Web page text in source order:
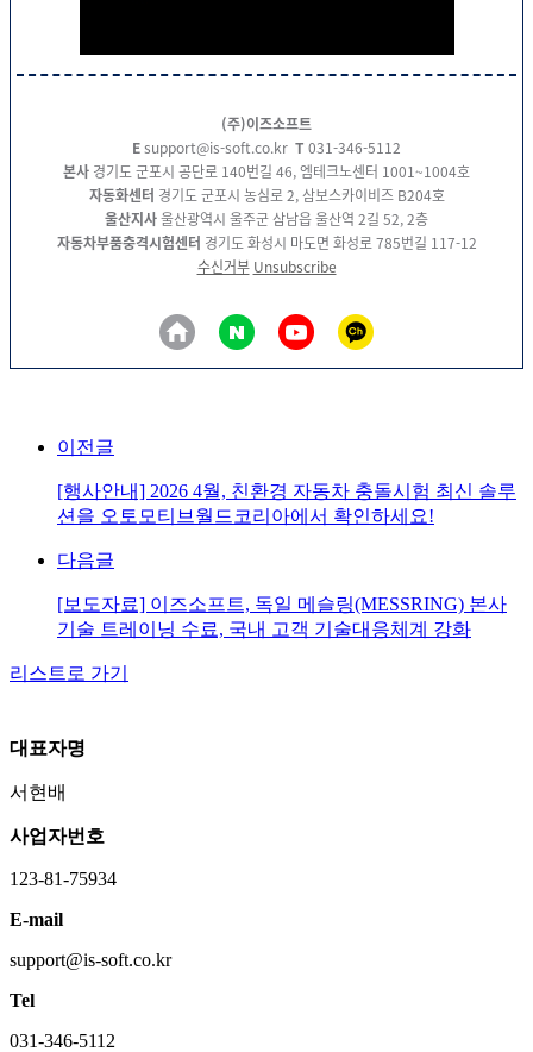
(주)이즈소프트
Esupport@is-soft.co.kr T 031-346-5112
본사 경기도 군포시 공단로 140번길 46, 엠테크노센터 1001~1004호
자동화센터 경기도 군포시 농심로 2, 삼보스카이비즈 B204호
울산지사울산광역시 울주군 삼남읍 울산역 2길 52, 2층
자동차부품충격시험센터 경기도 화성시 마도면 화성로 785번길 117-12
수신거부 Unsubscribe
이전글
[행사안내] 2026 4월, 친환경 자동차 충돌시험 최신 솔루
션을 오토모티브월드코리아에서 확인하세요!
다음글
[보도자료] 이즈소프트, 독일 메슬링(MESSRING) 본사
기술 트레이닝 수료, 국내 고객 기술대응체계 강화
리스트로 가기
대표자명
서현배
사업자번호
123-81-75934
E-mail
support@is-soft.co.kr
Tel
031-346-5112